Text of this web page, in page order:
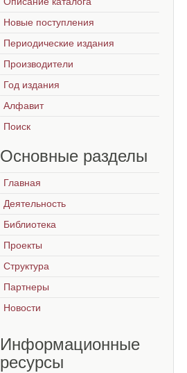
Новые поступления
Периодические издания
Производители
Год издания
Алфавит
Поиск
Основные разделы
Главная
Деятельность
Библиотека
Проекты
Структура
Партнеры
Новости
Информационные
ресурсы